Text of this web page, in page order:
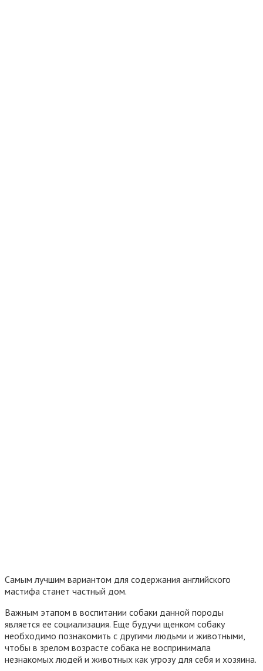
Самым лучшим вариантом для содержания английского
мастифа станет частный дом.
Важным этапом в воспитании собаки данной породы
является ее социализация. Еще будучи щенком собаку
необходимо познакомить с другими людьми и животными,
чтобы в зрелом возрасте собака не воспринимала
незнакомых людей и животных как угрозу для себя и хозяина.